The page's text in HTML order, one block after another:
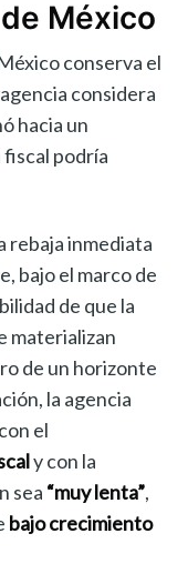
México
conserva el
considera
hacia un
podría
rebaja inmediata
bajo el marco de
de que la
materializan
de un horizonte
la agencia
el
y con la
sea “muy lenta”,
bajo crecimiento